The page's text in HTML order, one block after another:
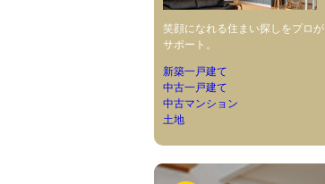
笑顔になれる住まい探しをプロが
サポート。
新築一戸建て
中古一戸建て
中古マンション
土地